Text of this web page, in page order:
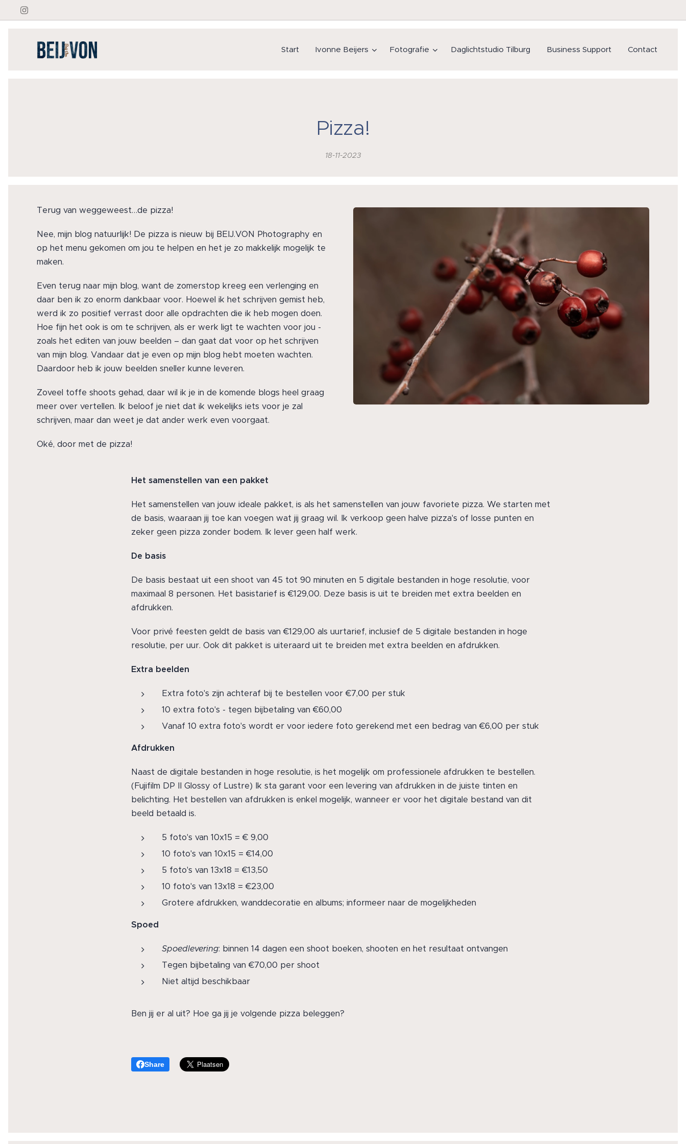
Start Ivonne Beijers Fotografie Daglichtstudio Tilburg Business Support Contact
Pizza!
18-11-2023
Terug van weggeweest…de pizza!
Nee, mijn blog natuurlijk! De pizza is nieuw bij BEIJ.VON Photography en
op het menu gekomen om jou te helpen en het je zo makkelijk mogelijk te
maken.
Even terug naar mijn blog, want de zomerstop kreeg een verlenging en
daar ben ik zo enorm dankbaar voor. Hoewel ik het schrijven gemist heb,
werd ik zo positief verrast door alle opdrachten die ik heb mogen doen.
Hoe fijn het ook is om te schrijven, als er werk ligt te wachten voor jou -
zoals het editen van jouw beelden – dan gaat dat voor op het schrijven
van mijn blog. Vandaar dat je even op mijn blog hebt moeten wachten.
Daardoor heb ik jouw beelden sneller kunne leveren.
Zoveel toffe shoots gehad, daar wil ik je in de komende blogs heel graag
meer over vertellen. Ik beloof je niet dat ik wekelijks iets voor je zal
schrijven, maar dan weet je dat ander werk even voorgaat.
Oké, door met de pizza!
Het samenstellen van een pakket
Het samenstellen van jouw ideale pakket, is als het samenstellen van jouw favoriete pizza. We starten met
de basis, waaraan jij toe kan voegen wat jij graag wil. Ik verkoop geen halve pizza's of losse punten en
zeker geen pizza zonder bodem. Ik lever geen half werk.
De basis
De basis bestaat uit een shoot van 45 tot 90 minuten en 5 digitale bestanden in hoge resolutie, voor
maximaal 8 personen. Het basistarief is €129,00. Deze basis is uit te breiden met extra beelden en
afdrukken.
Voor privé feesten geldt de basis van €129,00 als uurtarief, inclusief de 5 digitale bestanden in hoge
resolutie, per uur. Ook dit pakket is uiteraard uit te breiden met extra beelden en afdrukken.
Extra beelden
Extra foto's zijn achteraf bij te bestellen voor €7,00 per stuk
10 extra foto's - tegen bijbetaling van €60,00
Vanaf 10 extra foto's wordt er voor iedere foto gerekend met een bedrag van €6,00 per stuk
Afdrukken
Naast de digitale bestanden in hoge resolutie, is het mogelijk om professionele afdrukken te bestellen.
(Fujifilm DP II Glossy of Lustre) Ik sta garant voor een levering van afdrukken in de juiste tinten en
belichting. Het bestellen van afdrukken is enkel mogelijk, wanneer er voor het digitale bestand van dit
beeld betaald is.
5 foto's van 10x15 = € 9,00
10 foto's van 10x15 = €14,00
5 foto's van 13x18 = €13,50
10 foto's van 13x18 = €23,00
Grotere afdrukken, wanddecoratie en albums; informeer naar de mogelijkheden
Spoed
Spoedlevering: binnen 14 dagen een shoot boeken, shooten en het resultaat ontvangen
Tegen bijbetaling van €70,00 per shoot
Niet altijd beschikbaar
Ben jij er al uit? Hoe ga jij je volgende pizza beleggen?
Share